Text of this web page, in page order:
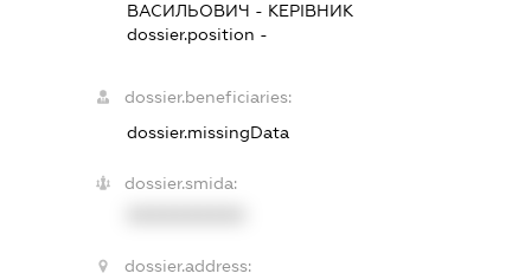
ВАСИЛЬОВИЧ - КЕРІВНИК
dossier.position -
dossier.beneficiaries:
dossier.missingData
dossier.smida:
dossier.address: